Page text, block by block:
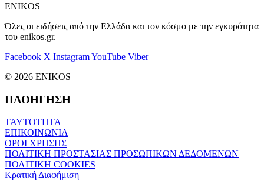
ENIKOS
Όλες οι ειδήσεις από την Ελλάδα και τον κόσμο με την εγκυρότητα
του enikos.gr.
Facebook X InstagramYouTube Viber
© 2026 ENIKOS
ΠΛΟΗΓΗΣΗ
ΤΑΥΤΟΤΗΤΑ
ΕΠΙΚΟΙΝΩΝΙΑ
ΟΡΟΙ ΧΡΗΣΗΣ
ΠΟΛΙΤΙΚΗ ΠΡΟΣΤΑΣΙΑΣ ΠΡΟΣΩΠΙΚΩΝ ΔΕΔΟΜΕΝΩΝ
ΠΟΛΙΤΙΚΗ COOKIES
Κρατική Διαφήμιση